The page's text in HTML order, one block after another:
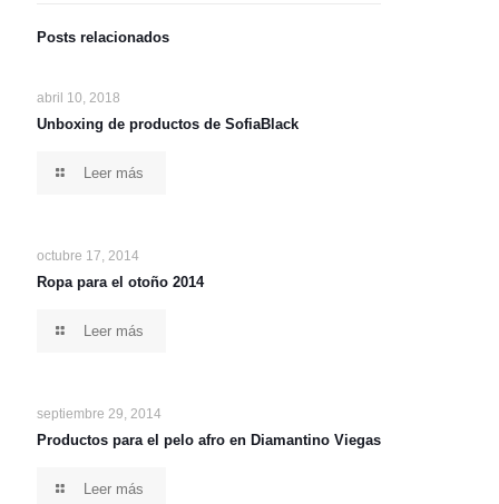
Posts relacionados
abril 10, 2018
Unboxing de productos de SofiaBlack
Leer más
octubre 17, 2014
Ropa para el otoño 2014
Leer más
septiembre 29, 2014
Productos para el pelo afro en Diamantino Viegas
Leer más